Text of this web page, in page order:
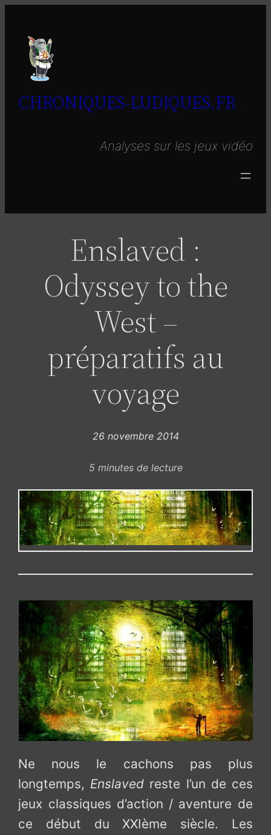
contenu
CHRONIQUES-LUDIQUES.FR
Analyses sur les jeux vidéo
Enslaved :
Odyssey to the
West –
préparatifs au
voyage
26 novembre 2014
5minutes de lecture
Ne nous le cachons pas plus
longtemps, Enslaved reste l’un de ces
jeux classiques d’action / aventure de
ce début du XXIème siècle. Les